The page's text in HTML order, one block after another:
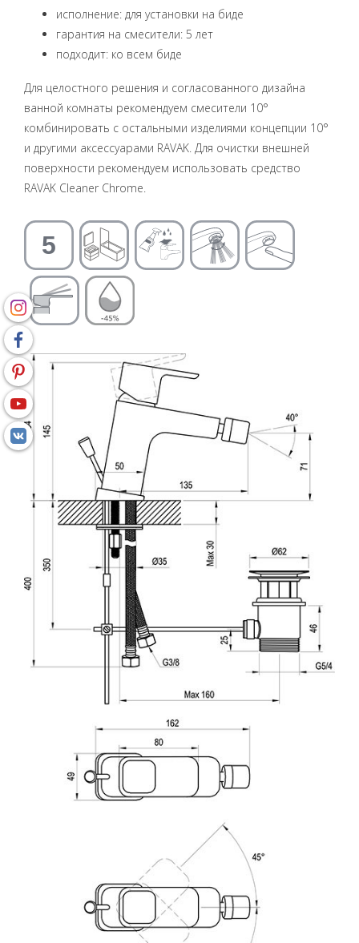
исполнение: для установки на биде
гарантия на смесители: 5 лет
подходит: ко всем биде
Для целостного решения и согласованного дизайна
ванной комнаты рекомендуем смесители 10°
комбинировать с остальными изделиями концепции 10°
и другими аксессуарами RAVAK. Для очистки внешней
поверхности рекомендуем использовать средство
RAVAK Cleaner Chrome.